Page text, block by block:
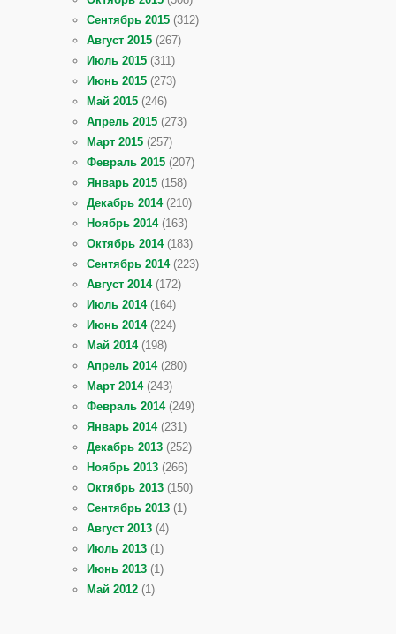
Сентябрь 2015 (312)
Август 2015 (267)
Июль 2015 (311)
Июнь 2015 (273)
Май 2015 (246)
Апрель 2015 (273)
Март 2015 (257)
Февраль 2015 (207)
Январь 2015 (158)
Декабрь 2014(210)
Ноябрь 2014(163)
Октябрь 2014(183)
Сентябрь 2014(223)
Август 2014(172)
Июль 2014(164)
Июнь 2014(224)
Май 2014(198)
Апрель 2014(280)
Март 2014(243)
Февраль 2014(249)
Январь 2014(231)
Декабрь 2013 (252)
Ноябрь 2013 (266)
Октябрь 2013 (150)
Сентябрь 2013 (1)
Август 2013 (4)
Июль 2013 (1)
Июнь 2013 (1)
Май 2012 (1)